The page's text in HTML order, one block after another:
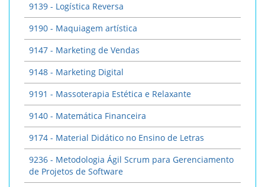
9139 - Logística Reversa
9190 - Maquiagem artística
9147 - Marketing de Vendas
9148 - Marketing Digital
9191 - Massoterapia Estética e Relaxante
9140 - Matemática Financeira
9174 - Material Didático no Ensino de Letras
9236 - Metodologia Ágil Scrum para Gerenciamento
de Projetos de Software